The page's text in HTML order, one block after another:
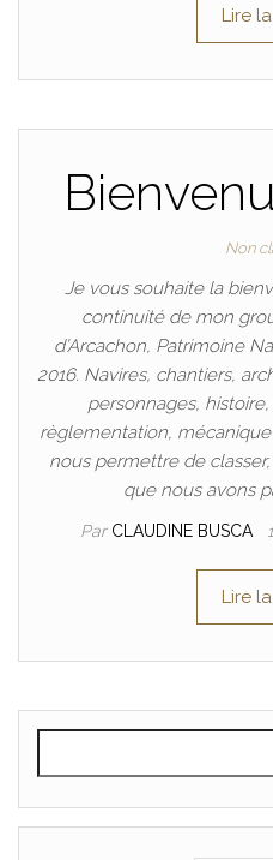
Lire
Non
Je vous souhaite la
continuité de mon
d’Arcachon, Patrimoine
2016. Navires, chantiers,
personnages,
règlementation, mécanique
nous permettre de
que nous avons
Par CLAUDINE BUSCA
Lire